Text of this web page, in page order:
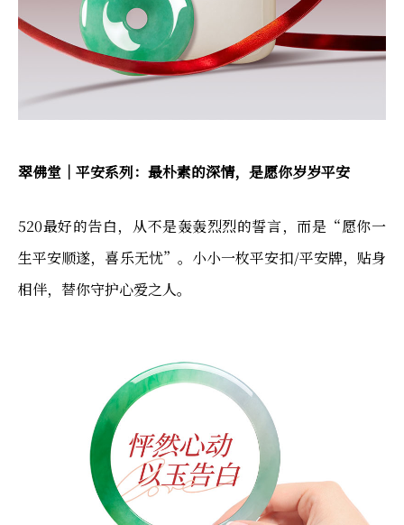
翠佛堂｜平安系列：最朴素的深情，是愿你岁岁平安
520最好的告白，从不是轰轰烈烈的誓言，而是“愿你一
生平安顺遂，喜乐无忧”。小小一枚平安扣/平安牌，贴身
相伴，替你守护心爱之人。